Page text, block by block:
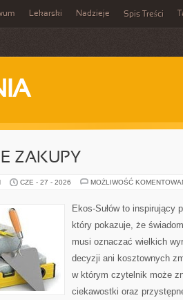
Lekarski Nadzieje Spis Treści
ZAKUPY
CZE - 27 - 2026 MOŻLIWOŚĆ
Ekos-Sułów to inspirujący
który pokazuje, że
musi oznaczać wielkich
decyzji ani kosztownych
w którym czytelnik może
ciekawostki oraz